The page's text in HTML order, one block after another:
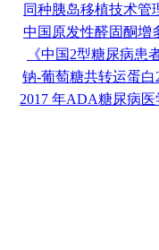
同种胰岛移植技术管
中国原发性醛固酮增
《中国2型糖尿病患
钠-葡萄糖共转运蛋白
2017 年ADA糖尿病